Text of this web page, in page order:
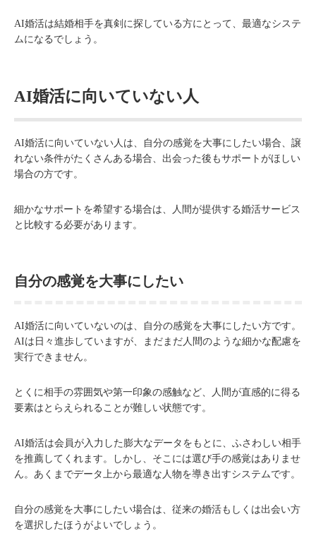
AI婚活は結婚相手を真剣に探している方にとって、最適なシステ
ムになるでしょう。
AI婚活に向いていない人
AI婚活に向いていない人は、自分の感覚を大事にしたい場合、譲
れない条件がたくさんある場合、出会った後もサポートがほしい
場合の方です。
細かなサポートを希望する場合は、人間が提供する婚活サービス
と比較する必要があります。
自分の感覚を大事にしたい
AI婚活に向いていないのは、自分の感覚を大事にしたい方です。
AIは日々進歩していますが、まだまだ人間のような細かな配慮を
実行できません。
とくに相手の雰囲気や第一印象の感触など、人間が直感的に得る
要素はとらえられることが難しい状態です。
AI婚活は会員が入力した膨大なデータをもとに、ふさわしい相手
を推薦してくれます。しかし、そこには選び手の感覚はありませ
ん。あくまでデータ上から最適な人物を導き出すシステムです。
自分の感覚を大事にしたい場合は、従来の婚活もしくは出会い方
を選択したほうがよいでしょう。